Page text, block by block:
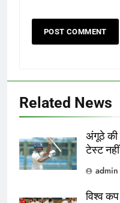
Related News
अंगूठे की
टेस्ट
admin
विश्व